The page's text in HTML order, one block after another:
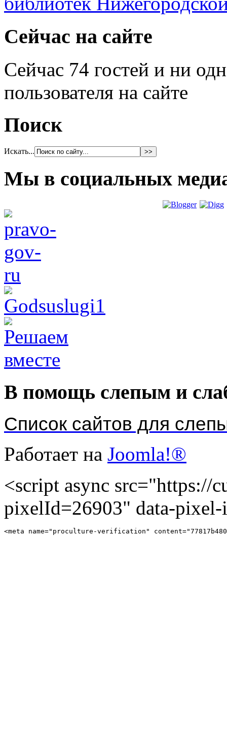
Сейчас на сайте
Сейчас 74 гостей и ни
пользователя на сайте
Поиск
Искать...
Мы в социальных
В помощь слепым и
Список сайтов для
Работает на Joomla!®
<script async src="https://
pixelId=26903" data-
<meta name="proculture-verification"